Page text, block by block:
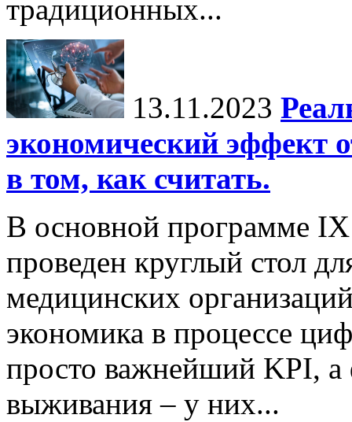
традиционных...
13.11.2023
экономический эффект
в том, как считать.
В основной программе
проведен круглый стол
медицинских
экономика в процессе
просто важнейший KPI, а
выживания – у них...